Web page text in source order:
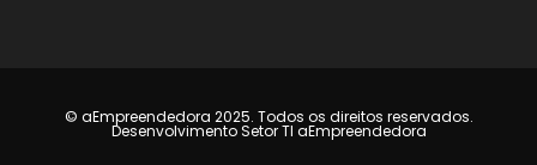
© aEmpreendedora 2025. Todos os direitos reservados.
Desenvolvimento Setor TI aEmpreendedora